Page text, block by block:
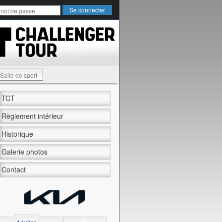
Salle de sport
Open 2024
TCT
Règlement intérieur
Historique
Galerie photos
Contact